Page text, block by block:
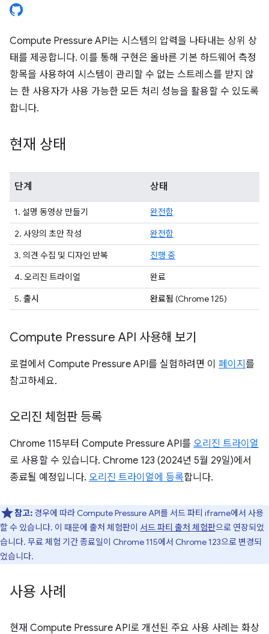
Compute Pressure API는 시스템의 압력을 나타내는 상위 상
태를 제공합니다. 이를 통해 구현은 올바른 기본 하드웨어 측정
항목을 사용하여 시스템이 관리할 수 없는 스트레스를 받지 않
는 한 사용자가 사용 가능한 모든 처리 성능을 활용할 수 있도록
합니다.
현재 상태
단계 상태
1. 설명 동영상 만들기
완전함
2. 사양의 초안 작성
완전함
3. 의견 수집 및 디자인 반복
진행 중
4. 오리진 트라이얼
완료
5. 출시 완료됨 (Chrome 125)
Compute Pressure API 사용해 보기
로컬에서 Compute Pressure API를 실험하려면 이 페이지 를
참고하세요.
오리진 체험판 등록
Chrome 115부터 Compute Pressure API를 오리진 트라이얼
로 사용할 수 있습니다. Chrome 123 (2024년 5월 29일)에서
종료될 예정입니다. 오리진 트라이얼에 등록합니다.
참고: 경우에 따라 Compute Pressure API를 서드 파티 iframe에서 사용
할 수 있습니다. 이 때문에 출처 체험판이 서드 파티 출처 체험판으로 연장되었
습니다. 무료 체험 기간 종료일이 Chrome 115에서 Chrome 123으로 변경되
었습니다.
사용 사례
현재 Compute Pressure API로 개선된 주요 사용 사례는 화상